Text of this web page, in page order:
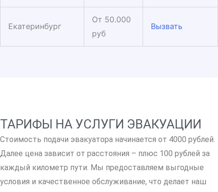
Екатеринбург
От 50.000
руб
Вызвать
ТАРИФЫ НА УСЛУГИ ЭВАКУАЦИИ
Стоимость подачи эвакуатора начинается от 4000 рублей.
Далее цена зависит от расстояния – плюс 100 рублей за
каждый километр пути. Мы предоставляем выгодные
условия и качественное обслуживание, что делает наш